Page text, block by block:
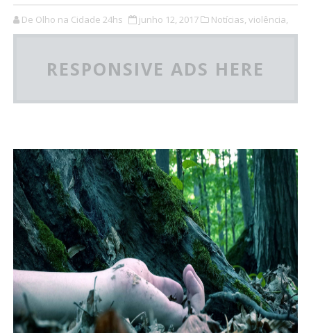
De Olho na Cidade 24hs junho 12, 2017 Notícias, violência,
RESPONSIVE ADS HERE